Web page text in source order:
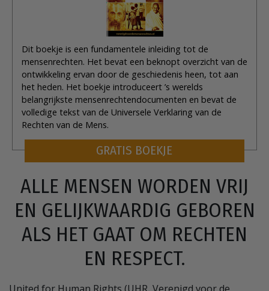
Dit boekje is een fundamentele inleiding tot de
mensenrechten. Het bevat een beknopt overzicht van de
ontwikkeling ervan door de geschiedenis heen, tot aan
het heden. Het boekje introduceert ’s werelds
belangrijkste mensenrechtendocumenten en bevat de
volledige tekst van de Universele Verklaring van de
Rechten van de Mens.
GRATIS BOEKJE
ALLE MENSEN WORDEN VRIJ
EN GELIJKWAARDIG GEBOREN
ALS HET GAAT OM RECHTEN
EN RESPECT.